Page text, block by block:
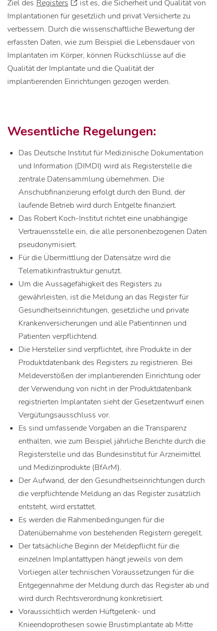
Ziel des Registers
ist es, die Sicherheit und Qualität von
Implantationen für gesetzlich und privat Versicherte zu
verbessern. Durch die wissenschaftliche Bewertung der
erfassten Daten, wie zum Beispiel die Lebensdauer von
Implantaten im Körper, können Rückschlüsse auf die
Qualität der Implantate und die Qualität der
implantierenden Einrichtungen gezogen werden.
Wesentliche Regelungen:
Das Deutsche Institut für Medizinische Dokumentation
und Information (DIMDI) wird als Registerstelle die
zentrale Datensammlung übernehmen. Die
Anschubfinanzierung erfolgt durch den Bund, der
laufende Betrieb wird durch Entgelte finanziert.
Das Robert Koch-Institut richtet eine unabhängige
Vertrauensstelle ein, die alle personenbezogenen Daten
pseudonymisiert.
Für die Übermittlung der Datensätze wird die
Telematikinfrastruktur genutzt.
Um die Aussagefähigkeit des Registers zu
gewährleisten, ist die Meldung an das Register für
Gesundheitseinrichtungen, gesetzliche und private
Krankenversicherungen und alle Patientinnen und
Patienten verpflichtend.
Die Hersteller sind verpflichtet, ihre Produkte in der
Produktdatenbank des Registers zu registrieren. Bei
Meldeverstößen der implantierenden Einrichtung oder
der Verwendung von nicht in der Produktdatenbank
registrierten Implantaten sieht der Gesetzentwurf einen
Vergütungsausschluss vor.
Es sind umfassende Vorgaben an die Transparenz
enthalten, wie zum Beispiel jährliche Berichte durch die
Registerstelle und das Bundesinstitut für Arzneimittel
und Medizinprodukte (BfArM).
Der Aufwand, der den Gesundheitseinrichtungen durch
die verpflichtende Meldung an das Register zusätzlich
entsteht, wird erstattet.
Es werden die Rahmenbedingungen für die
Datenübernahme von bestehenden Registern geregelt.
Der tatsächliche Beginn der Meldepflicht für die
einzelnen Implantattypen hängt jeweils von dem
Vorliegen aller technischen Voraussetzungen für die
Entgegennahme der Meldung durch das Register ab und
wird durch Rechtsverordnung konkretisiert.
Voraussichtlich werden Hüftgelenk- und
Knieendoprothesen sowie Brustimplantate ab Mitte